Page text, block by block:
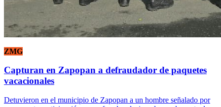
ZMG
Capturan en Zapopan a defraudador de paquetes
vacacionales
Detuvieron en el municipio de Zapopan a un hombre señalado por